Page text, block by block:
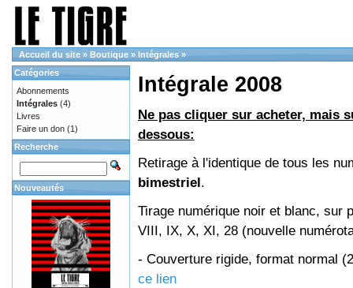
Accueil du site » Boutique » Intégrales »
Intégrale 2008
Ne pas cliquer sur acheter, mais
dessous:
Retirage à l'identique de tous les
bimestriel.
Tirage numérique noir et blanc, sur
VIII, IX, X, XI, 28 (nouvelle
- Couverture rigide, format normal
ce lien
Catégories
Abonnements
Intégrales (4)
Livres
Faire un don (1)
Recherche
Nouveautés